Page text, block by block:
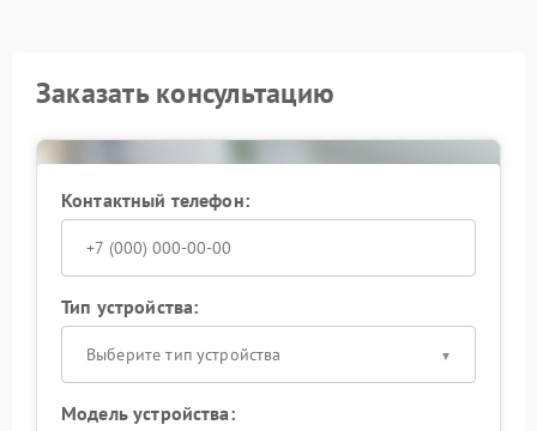
Заказать консультацию
Контактный телефон:
Тип устройства:
Выберите тип устройства
Модель устройства: